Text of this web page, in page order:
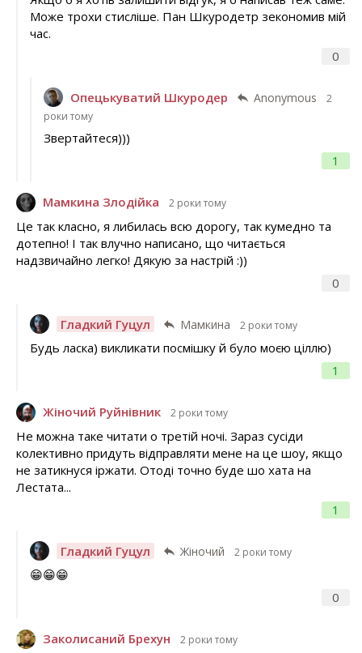
0
Може трохи стисліше. Пан Шкуродетр зекономив мій
час.
Опецькуватий Шкуродер Anonymous
2
роки тому
1
Звертайтеся)))
Мамкина Злодійка 2 роки тому
0
Це так класно, я либилась всю дорогу, так кумедно та
дотепно! І так влучно написано, що читається
надзвичайно легко! Дякую за настрій :))
Гладкий Гуцул Мамкина 2 роки тому
1
Будь ласка) викликати посмішку й було моєю ціллю)
Жіночий Руйнівник 2 роки тому
1
Не можна таке читати о третій ночі. Зараз сусіди
колективно придуть відправляти мене на це шоу, якщо
не затикнуся іржати. Отоді точно буде шо хата на
Лестата...
Гладкий Гуцул Жіночий 2 роки тому
0
😁😁😁
Заколисаний Брехун 2 роки тому